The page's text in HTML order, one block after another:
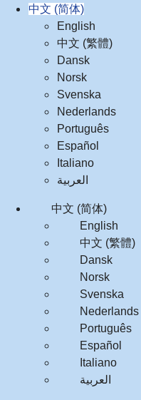
中文 (简体)
English
中文 (繁體)
Dansk
Norsk
Svenska
Nederlands
Português
Español
Italiano
العربية‏
中文 (简体)
English
中文 (繁體)
Dansk
Norsk
Svenska
Nederlands
Português
Español
Italiano
العربية‏